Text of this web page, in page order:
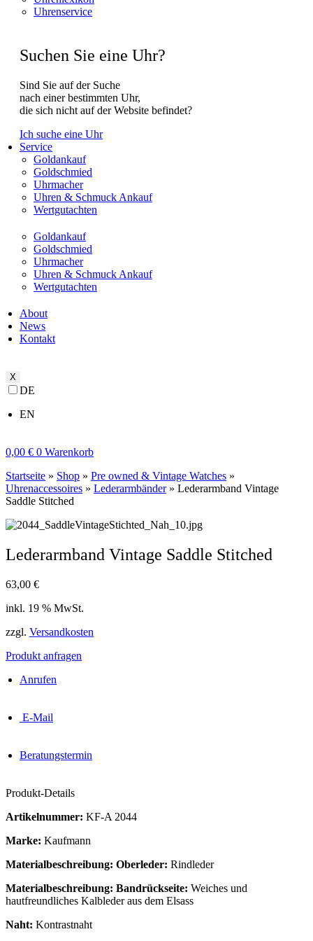
Uhrenservice
Suchen Sie eine Uhr?
Sind Sie auf der Suche
nach einer bestimmten Uhr,
die sich nicht auf der Website befindet?
Ich suche eine Uhr
Service
Goldankauf
Goldschmied
Uhrmacher
Uhren & Schmuck Ankauf
Wertgutachten
Goldankauf
Goldschmied
Uhrmacher
Uhren & Schmuck Ankauf
Wertgutachten
About
News
Kontakt
X
DE
EN
0,00 € 0 Warenkorb
Startseite » Shop » Pre owned & Vintage Watches »
Uhrenaccessoires » Lederarmbänder» Lederarmband Vintage
Saddle Stitched
Lederarmband Vintage Saddle Stitched
63,00 €
inkl. 19 % MwSt.
zzgl. Versandkosten
Produkt anfragen
Anrufen
E-Mail
Beratungstermin
Produkt-Details
Artikelnummer: KF-A 2044
Marke: Kaufmann
Materialbeschreibung: Oberleder: Rindleder
Materialbeschreibung: Bandrückseite: Weiches und
hautfreundliches Kalbleder aus dem Elsass
Naht: Kontrastnaht